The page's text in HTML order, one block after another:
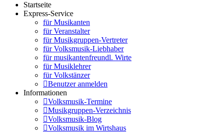
Startseite
Express-Service
für Musikanten
für Veranstalter
für Musikgruppen-Vertreter
für Volksmusik-Liebhaber
für musikantenfreundl. Wirte
für Musiklehrer
für Volkstänzer
Benutzer anmelden
Informationen
Volksmusik-Termine
Musikgruppen-Verzeichnis
Volksmusik-Blog
Volksmusik im Wirtshaus